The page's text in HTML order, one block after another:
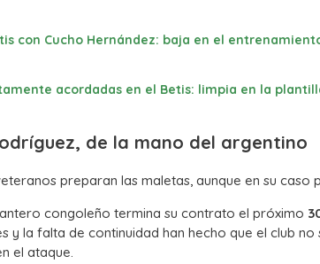
con Cucho Hernández: baja en el
acordadas en el Betis: limpia en la
de la mano del argentino
preparan las maletas, aunque en su caso
congoleño termina su contrato el próximo
y la falta de continuidad han hecho que el club
el ataque.